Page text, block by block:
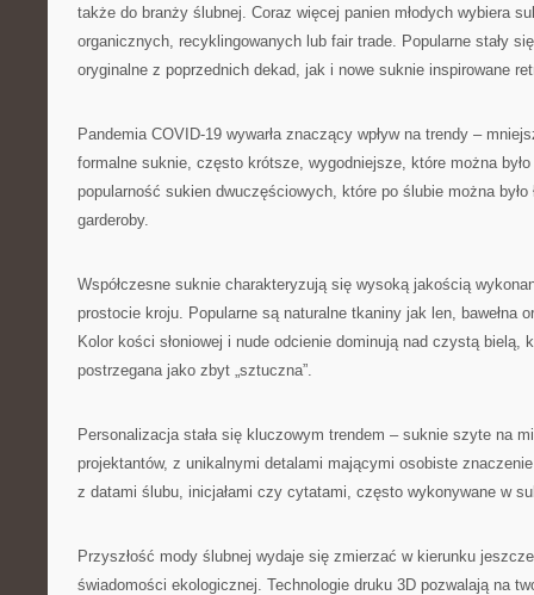
także do branży ślubnej. Coraz więcej panien młodych wybiera
organicznych, recyklingowanych lub fair trade. Popularne stały
oryginalne z poprzednich dekad, jak i nowe suknie inspirowane
Pandemia COVID-19 wywarła znaczący wpływ na trendy –
formalne suknie, często krótsze, wygodniejsze, które można było
popularność sukien dwuczęściowych, które po ślubie można
garderoby.
Współczesne suknie charakteryzują się wysoką jakością
prostocie kroju. Popularne są naturalne tkaniny jak len, bawełna
Kolor kości słoniowej i nude odcienie dominują nad czystą bielą,
postrzegana jako zbyt „sztuczna”.
Personalizacja stała się kluczowym trendem – suknie szyte na
projektantów, z unikalnymi detalami mającymi osobiste
z datami ślubu, inicjałami czy cytatami, często wykonywane w
Przyszłość mody ślubnej wydaje się zmierzać w kierunku
świadomości ekologicznej. Technologie druku 3D pozwalają na